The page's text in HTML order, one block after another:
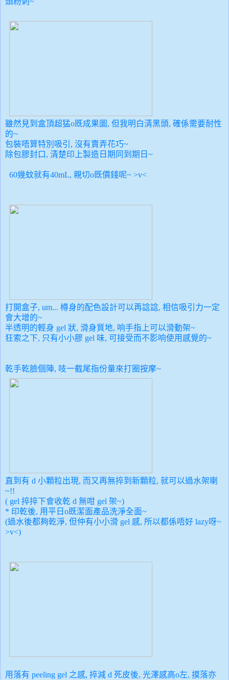
雖然見到盒頂超猛o既成果圖, 但我明白清黑頭, 確係需要耐性
的~
包裝唔算特別吸引, 沒有賣弄花巧~
除包膠封口, 清楚印上製造日期同到期日~
60幾蚊就有40mL, 親切o既價錢呢~ >v<
打開盒子, um... 樽身的配色設計可以再諗諗, 相信吸引力一定
會大增的~
半透明的輕身 gel 狀, 滑身質地, 响手指上可以滑動架~
狂索之下, 只有小小膠 gel 味, 可接受而不影响使用感覺的~
乾手乾臉個陣, 吱一截尾指份量來打圈按摩~
直到有 d 小顆粒出現, 而又再無捽到新顆粒, 就可以過水架喇
~!!
( gel 捽捽下會收乾 d 無咁 gel 架~)
* 印乾後, 用平日o既潔面產品洗淨全面~
(過水後都夠乾淨, 但仲有小小滑 gel 感, 所以都係唔好 lazy呀~
>v<)
用落有 peeling gel 之感, 捽減 d 死皮後, 光澤感高o左, 摸落亦